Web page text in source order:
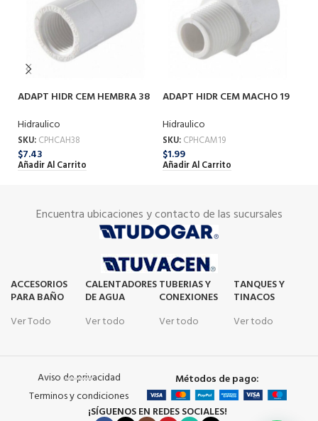
ADAPT HIDR CEM HEMBRA 38
Hidraulico
SKU: CPHCAH38
$7.43
Añadir Al Carrito
ADAPT HIDR CEM MACHO 19
Hidraulico
SKU: CPHCAM19
$1.99
Añadir Al Carrito
Encuentra ubicaciones y contacto de las sucursales
ACCESORIOS
PARA BAÑO
Ver Todo
CALENTADORES
DE AGUA
Ver todo
TUBERIAS Y
CONEXIONES
Ver todo
TANQUES Y
TINACOS
Ver todo
Aviso de privacidad
Terminos y condiciones
Métodos de pago:
¡SÍGUENOS EN REDES SOCIALES!